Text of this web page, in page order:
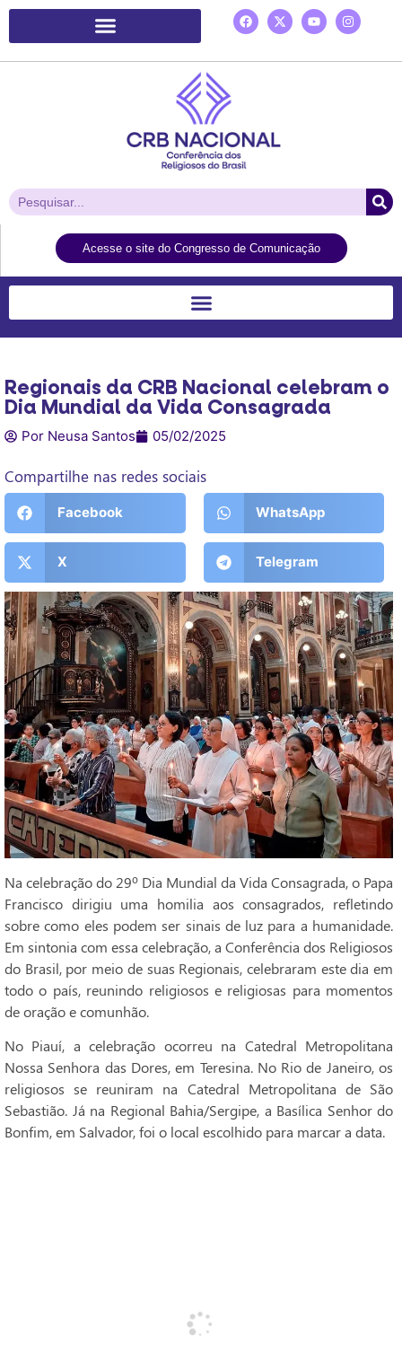
Acesse o site do Congresso de Comunicação
Regionais da CRB Nacional celebram o
Dia Mundial da Vida Consagrada
Por Neusa Santos 05/02/2025
Compartilhe nas redes sociais
Facebook WhatsApp
X Telegram
Na celebração do 29º Dia Mundial da Vida Consagrada, o Papa
Francisco dirigiu uma homilia aos consagrados, refletindo
sobre como eles podem ser sinais de luz para a humanidade.
Em sintonia com essa celebração, a Conferência dos Religiosos
do Brasil, por meio de suas Regionais, celebraram este dia em
todo o país, reunindo religiosos e religiosas para momentos
de oração e comunhão.
No Piauí, a celebração ocorreu na Catedral Metropolitana
Nossa Senhora das Dores, em Teresina. No Rio de Janeiro, os
religiosos se reuniram na Catedral Metropolitana de São
Sebastião. Já na Regional Bahia/Sergipe, a Basílica Senhor do
Bonfim, em Salvador, foi o local escolhido para marcar a data.